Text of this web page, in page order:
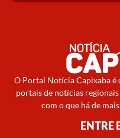
O Portal Notícia Capixaba é
portais de notícias
com o que há de
ENTRE